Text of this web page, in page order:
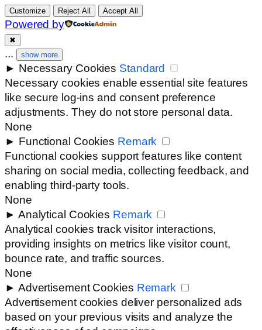
Customize Reject All Accept All
Powered by
✖
... show more
► Necessary Cookies Standard
Necessary cookies enable essential site features
like secure log-ins and consent preference
adjustments. They do not store personal data.
None
► Functional Cookies Remark
Functional cookies support features like content
sharing on social media, collecting feedback, and
enabling third-party tools.
None
► Analytical Cookies Remark
Analytical cookies track visitor interactions,
providing insights on metrics like visitor count,
bounce rate, and traffic sources.
None
► Advertisement Cookies Remark
Advertisement cookies deliver personalized ads
based on your previous visits and analyze the